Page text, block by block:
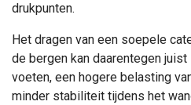
drukpunten.
Het dragen van een soepele
de bergen kan daarentegen
voeten, een hogere belasting
minder stabiliteit tijdens het